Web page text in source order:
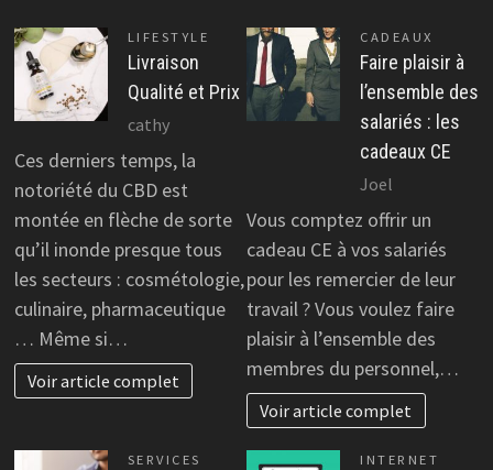
LIFESTYLE
Livraison
Qualité et Prix
cathy
Ces derniers temps, la
notoriété du CBD est
montée en flèche de sorte
qu’il inonde presque tous
les secteurs : cosmétologie,
culinaire, pharmaceutique
… Même si…
Voir article complet
CADEAUX
Faire plaisir à
l’ensemble des
salariés : les
cadeaux CE
Joel
Vous comptez offrir un
cadeau CE à vos salariés
pour les remercier de leur
travail ? Vous voulez faire
plaisir à l’ensemble des
membres du personnel,…
Voir article complet
SERVICES
INTERNET